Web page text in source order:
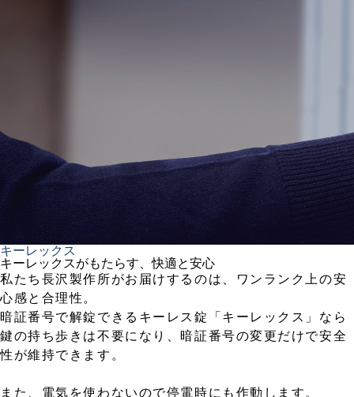
キーレックス
キーレックスがもたらす、快適と安心
私たち長沢製作所がお届けするのは、ワンランク上の安
心感と合理性。
暗証番号で解錠できるキーレス錠「キーレックス」なら
鍵の持ち歩きは不要になり、暗証番号の変更だけで安全
性が維持できます。
また、電気を使わないので停電時にも作動します。